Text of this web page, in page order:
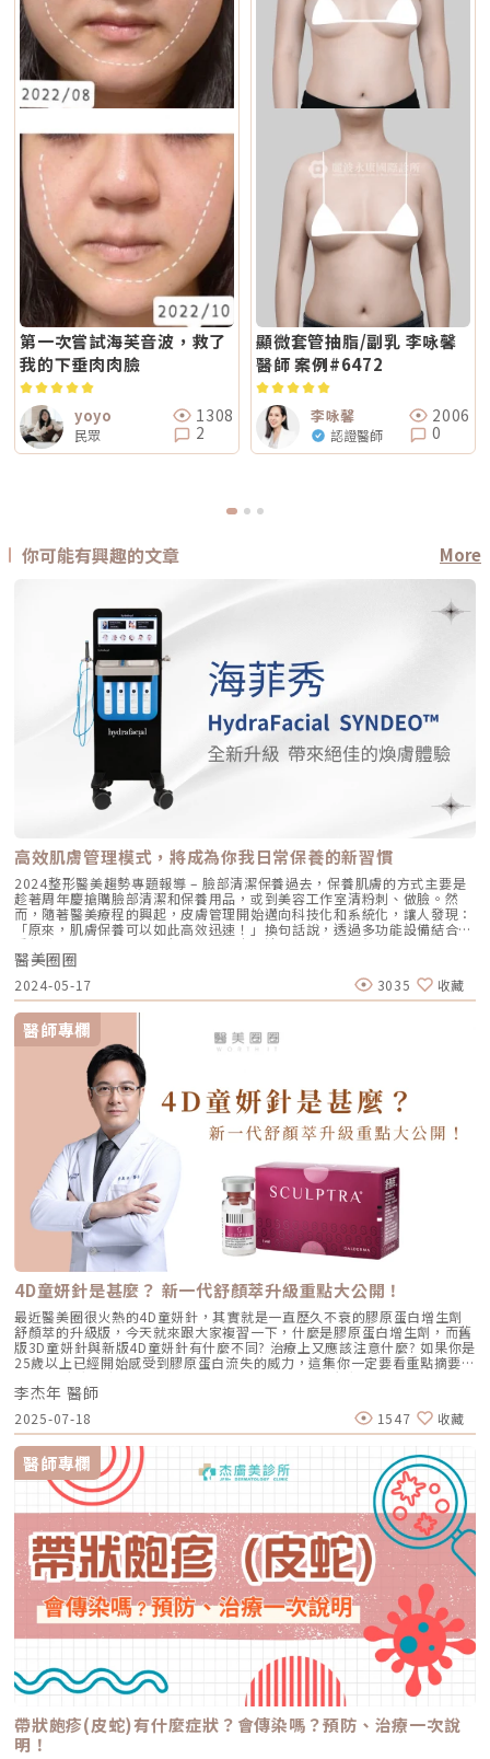
第一次嘗試海芙音波，救了
我的下垂肉肉臉
yoyo
民眾
1308
2
顯微套管抽脂/副乳 李咏馨
醫師 案例#6472
李咏馨
認證醫師
2006
0
你可能有興趣的文章 More
高效肌膚管理模式，將成為你我日常保養的新習慣
2024整形醫美趨勢專題報導 – 臉部清潔保養過去，保養肌膚的方式主要是
趁著周年慶搶購臉部清潔和保養用品，或到美容工作室清粉刺、做臉。然
而，隨著醫美療程的興起，皮膚管理開始邁向科技化和系統化，讓人發現：
「原來，肌膚保養可以如此高效迅速！」換句話說，透過多功能設備結合各
種保養精華液或成分，進行全方位的皮膚清潔與煥新，儼然已是當今的一大
趨勢。深受全球愛美人士喜愛的煥膚領導品牌『HydraFacial海菲秀』真實
體現了這一趨勢，它運用專利渦漩注入技術，透過各種端頭與多款精華液，
搭配溫和去角質、抽取清潔毛孔、注入精華液護理之經典3步驟，提供具彈
性化的客製服務，既能深層清潔肌膚，又可改善細紋、色素沉澱、毛孔粗大
等問題，讓肌膚煥然一新；新一代的旗艦機種『HydraFacial Syndeo』更
進一步升級了精華液的配方，並將系統全面自動化。市場另一款熱門護膚設
備『Derma Clear黑鑽水飛梭』則以質地柔軟的矽膠探頭和360度真空水螺
旋技術擄獲人心；對消費者而言，『HydraFacial海菲秀』通常用於整體煥
膚與保濕，而『Derma Clear黑鑽水飛梭』更擅長於深層毛孔的清潔和吸
取。對於更重視保養的族群，微侵入式的水光槍和水光儀可能更符合他們的
需求；例如：『DermaShine Pro水光槍』利用AI自動感應科技，搭配9針
極細可調式針頭，允許客製化調整，包括：注射內容物、施打劑量、治療深
度等；『HYCOOX海庫斯水光機』同樣採用智能全自動注射，可定點定量精
準注入至真皮層，並搭配5針／9針多針座加速療程。『Vital Injector3』則
增添可拆卸一次性過濾系統和專利回流閥系統，可避免治療過程中注射器吸
入雜質或血液回流而遭受污染，從而提升療程的衛生安全性；同時，消費者
個人也應注意，舉凡針具型的儀器療程都應使用一次性耗材，方可避免感染
風險。如果你尋求無針、無創、無修復期的肌膚管理模式，『SEYO無針水
光槍』會是理想的選擇之一，因其使用TAD無針透皮專利技術，將含有LP3
活性成分的安瓶精華滲透肌膚，再由LP3打開肌膚間隙進入肌底，一次10分
鐘療程如同於敷了100片面膜，而且頭皮、指甲、私密處等都是適用範疇。
隨著肌膚管理日益智能科技化，未來還可在累積大數據和持續優化治療參數
下，搭配不同的護膚調理成分，提供更精準且個人化的肌膚保養體驗。立即
點擊查看「臉部清潔保養」分類連結
醫美圈圈
2024-05-17 3035 收藏
醫師專欄
4D童妍針是甚麼？ 新一代舒顏萃升級重點大公開！
最近醫美圈很火熱的4D童妍針，其實就是一直歷久不衰的膠原蛋白增生劑
舒顏萃的升級版，今天就來跟大家複習一下，什麼是膠原蛋白增生劑，而舊
版3D童妍針與新版4D童妍針有什麼不同? 治療上又應該注意什麼? 如果你是
25歲以上已經開始感受到膠原蛋白流失的威力，這集你一定要看重點摘要：
0:47 3D舒顏萃與4D童妍針作用機轉是什麼？01:25 舒顏萃特色是什麼？
03:04 4D童妍針升級重點LINE官方帳號一對一咨詢👉
https://reurl.cc/x3EQZN歡迎訂閱我的頻道👉https://reurl.cc/nY51k8關
注杰膚美診所FB👉https://reurl.cc/XQljva杰膚美診所官網👉
https://jfmskin.com/關注李杰年醫師FB👉https://reurl.cc/Mzk0nm杰膚
美診所地址：104台北市中山區復興北路50號2樓電話：02-8772-6625
李杰年 醫師
2025-07-18 1547 收藏
醫師專欄
帶狀皰疹(皮蛇)有什麼症狀？會傳染嗎？預防、治療一次說
明！